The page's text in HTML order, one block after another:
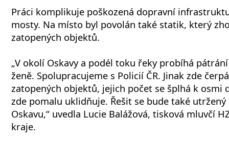
Práci komplikuje poškozená dopravní
mosty. Na místo byl povolán také statik, který
zatopených objektů.
„V okolí Oskavy a podél toku řeky probíhá
ženě. Spolupracujeme s Policií ČR. Jinak zde
zatopených objektů, jejich počet se šplhá k osmi
zde pomalu uklidňuje. Řešit se bude také
Oskavu,“ uvedla Lucie Balážová, tisková mluvčí
kraje.